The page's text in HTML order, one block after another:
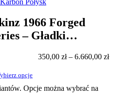
1966 Forged
– Gładki
350,00 zł– 6.660,00 zł
opcje
Opcje można wybrać na